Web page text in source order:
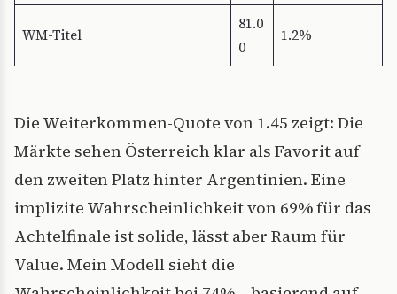
WM-Titel
81.0
0
1.2%
Die Weiterkommen-Quote von 1.45 zeigt: Die
Märkte sehen Österreich klar als Favorit auf
den zweiten Platz hinter Argentinien. Eine
implizite Wahrscheinlichkeit von 69% für das
Achtelfinale ist solide, lässt aber Raum für
Value. Mein Modell sieht die